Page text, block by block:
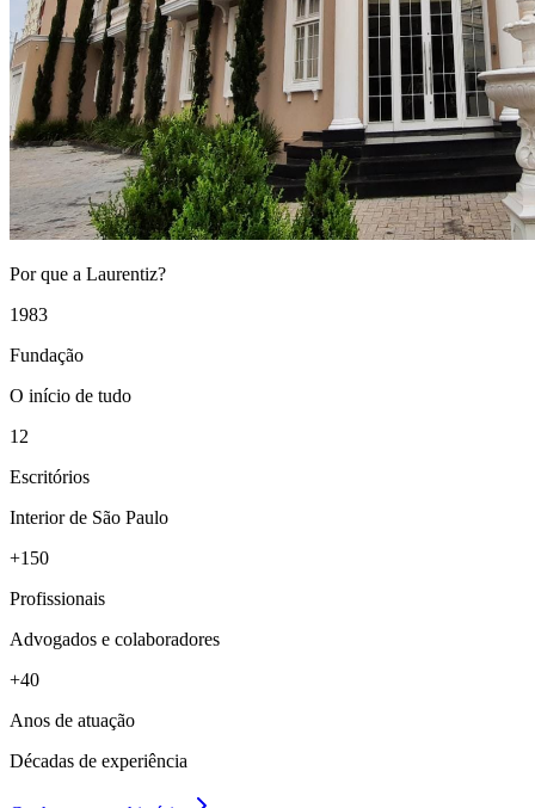
Por que a Laurentiz?
1983
Fundação
O início de tudo
12
Escritórios
Interior de São Paulo
+150
Profissionais
Advogados e colaboradores
+40
Anos de atuação
Décadas de experiência